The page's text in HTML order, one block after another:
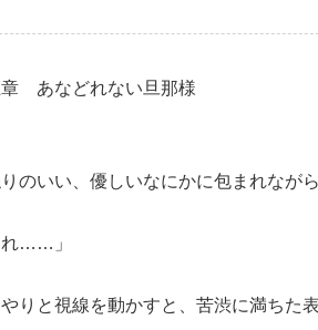
章 あなどれない旦那様
のいい、優しいなにかに包まれなが
れ……」
りと視線を動かすと、苦渋に満ちた